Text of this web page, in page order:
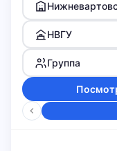
НВГУ
Группа